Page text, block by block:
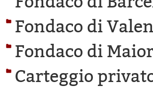
Fondaco di
Fondaco di
Carteggio